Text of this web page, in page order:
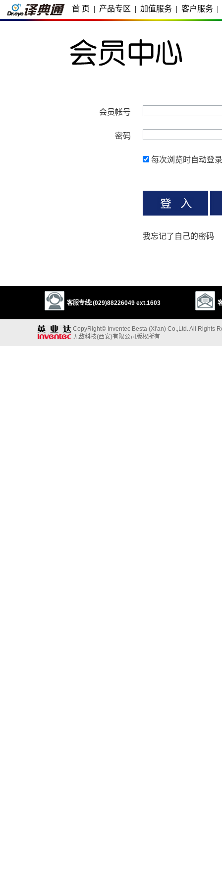
首 页 | 产品专区 | 加值服务 | 客户服务 |
会员帐号
密码
每次浏览时自动登录
我忘记了自己的密码
客服专线:(029)88226049 ext.1603
CopyRight© Inventec Besta (Xi'an) Co.,Ltd. All Rights
无敌科技(西安)有限公司版权所有